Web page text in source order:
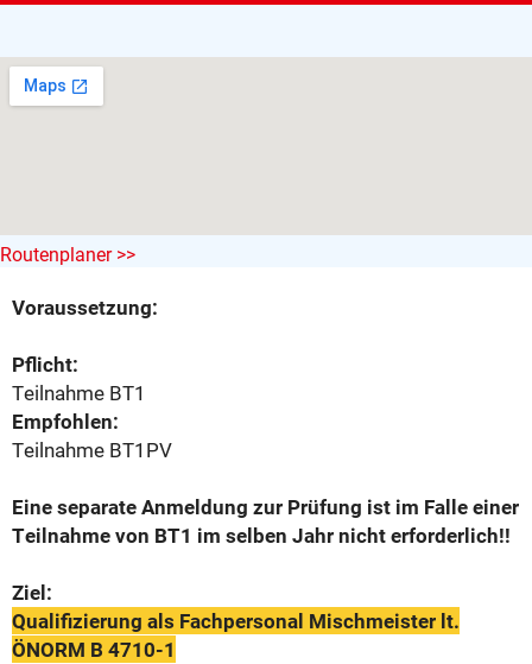
Voraussetzung:
Pflicht:
Teilnahme BT1
Empfohlen:
Teilnahme BT1PV
Eine separate Anmeldung zur Prüfung ist im Falle einer
Teilnahme von BT1 im selben Jahr nicht erforderlich!!
Ziel:
Qualifizierung als Fachpersonal Mischmeister lt.
ÖNORM B 4710-1
Routenplaner >>